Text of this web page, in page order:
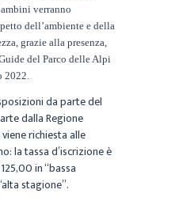
verranno
dell’ambiente e della
grazie alla presenza,
del Parco delle Alpi
2022.
da parte del
dalla Regione
richiesta alle
la tassa d’iscrizione è
in “bassa
stagione”.